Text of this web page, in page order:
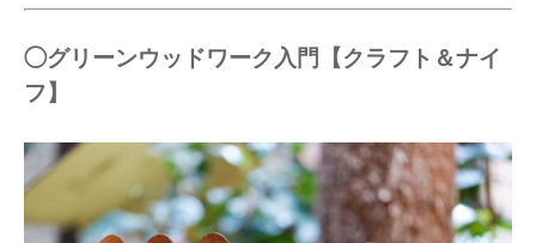
◯グリーンウッドワーク入門【クラフト＆ナイ
フ】